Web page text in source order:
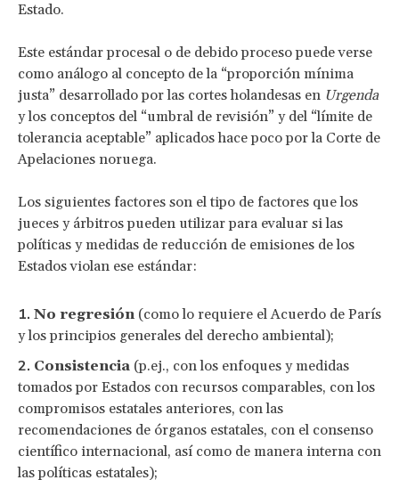
Estado.
Este estándar procesal o de debido proceso puede verse
como análogo al concepto de la “proporción mínima
justa” desarrollado por las cortes holandesas en Urgenda
y los conceptos del “umbral de revisión” y del “límite de
tolerancia aceptable” aplicados hace poco por la Corte de
Apelaciones noruega.
Los siguientes factores son el tipo de factores que los
jueces y árbitros pueden utilizar para evaluar si las
políticas y medidas de reducción de emisiones de los
Estados violan ese estándar:
No regresión (como lo requiere el Acuerdo de París
y los principios generales del derecho ambiental);
Consistencia (p.ej., con los enfoques y medidas
tomados por Estados con recursos comparables, con los
compromisos estatales anteriores, con las
recomendaciones de órganos estatales, con el consenso
científico internacional, así como de manera interna con
las políticas estatales);